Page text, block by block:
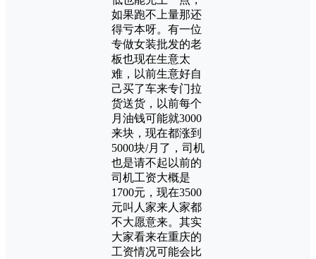
如果跑不上量那还
得亏本呀。有一位
专做女装批发的老
板也现在生意太
难，以前生意好自
己买了车来专门拉
货送货，以前每个
月油钱可能就3000
来块，现在都涨到
5000块/月了，司机
也是请不起以前的
司机工资大概是
1700元，现在3500
元叫人家来人家都
不大愿意来。其实
大家看来在重庆的
工资情况可能会比